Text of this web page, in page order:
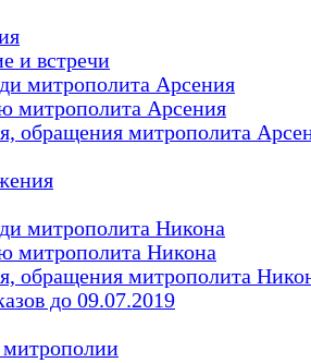
и встречи
митрополита Арсения
митрополита Арсения
обращения митрополита
митрополита Никона
митрополита Никона
обращения митрополита
до 09.07.2019